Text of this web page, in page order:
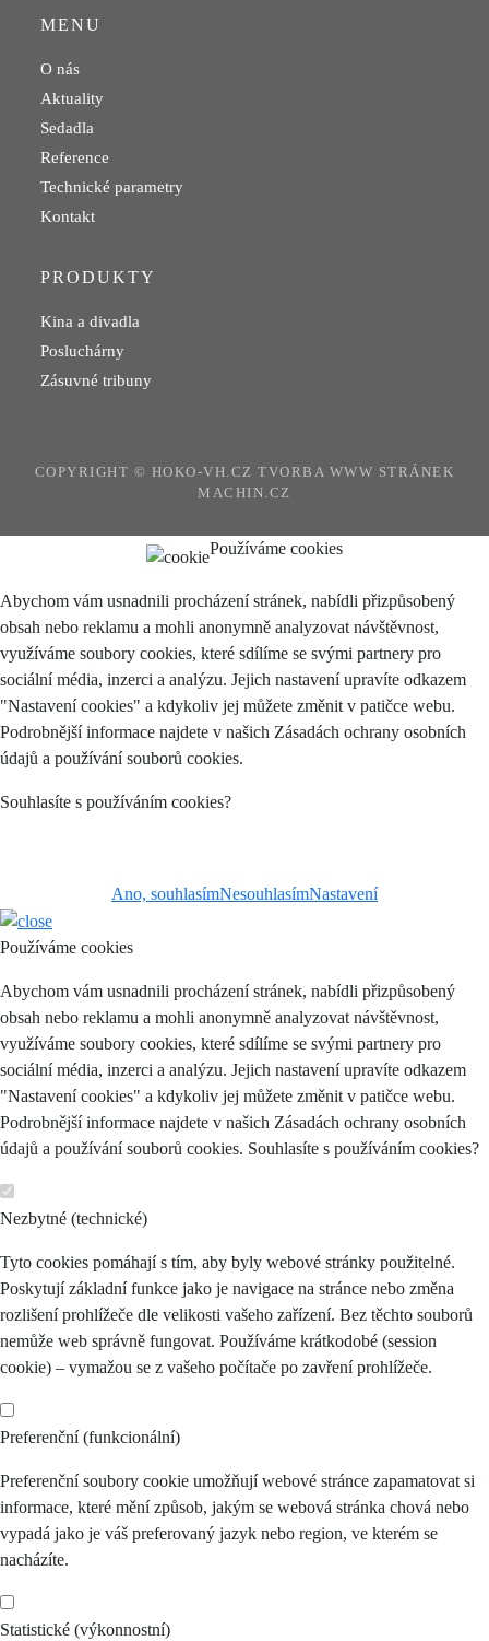
MENU
O nás
Aktuality
Sedadla
Reference
Technické parametry
Kontakt
PRODUKTY
Kina a divadla
Posluchárny
Zásuvné tribuny
COPYRIGHT © HOKO-VH.CZTVORBA WWW STRÁNEK
MACHIN.CZ
Používáme cookies
Abychom vám usnadnili procházení stránek, nabídli přizpůsobený
obsah nebo reklamu a mohli anonymně analyzovat návštěvnost,
využíváme soubory cookies, které sdílíme se svými partnery pro
sociální média, inzerci a analýzu. Jejich nastavení upravíte odkazem
"Nastavení cookies" a kdykoliv jej můžete změnit v patičce webu.
Podrobnější informace najdete v našich Zásadách ochrany osobních
údajů a používání souborů cookies.
Souhlasíte s používáním cookies?
Ano, souhlasímNesouhlasímNastavení
Používáme cookies
Abychom vám usnadnili procházení stránek, nabídli přizpůsobený
obsah nebo reklamu a mohli anonymně analyzovat návštěvnost,
využíváme soubory cookies, které sdílíme se svými partnery pro
sociální média, inzerci a analýzu. Jejich nastavení upravíte odkazem
"Nastavení cookies" a kdykoliv jej můžete změnit v patičce webu.
Podrobnější informace najdete v našich Zásadách ochrany osobních
údajů a používání souborů cookies. Souhlasíte s používáním cookies?
Nezbytné (technické)
Tyto cookies pomáhají s tím, aby byly webové stránky použitelné.
Poskytují základní funkce jako je navigace na stránce nebo změna
rozlišení prohlížeče dle velikosti vašeho zařízení. Bez těchto souborů
nemůže web správně fungovat. Používáme krátkodobé (session
cookie) – vymažou se z vašeho počítače po zavření prohlížeče.
Preferenční (funkcionální)
Preferenční soubory cookie umožňují webové stránce zapamatovat si
informace, které mění způsob, jakým se webová stránka chová nebo
vypadá jako je váš preferovaný jazyk nebo region, ve kterém se
nacházíte.
Statistické (výkonnostní)